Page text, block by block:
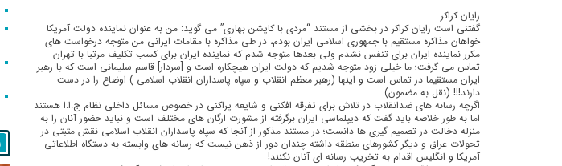
رایان کراکر
گفتنی است رایان کراکر در بخشی از مستند “مردی با کاپشن بهاری” می گوید: من به عنوان نماینده دولت آمریکا
خواهان مذاکره مستقیم با جمهوری اسلامی ایران بودم، در طی مذاکره با مقامات ایرانی من متوجه درخواست های
مکرر نماینده ایران برای تنفس نشدم ولی بعدها متوجه شدم که نماینده ایران برای کسب تکلیف مرتبا با تهران
تماس می گرفت؛ ما خیلی زود متوجه شدیم که دولت ایران هیچکاره است و [سردار] قاسم سلیمانی است که با رهبر
ایران مستقیما در تماس است و اینها (رهبر معظم انقلاب و سپاه پاسداران انقلاب اسلامی ) اوضاع را در دست
دارند!!! (نقل به مضمون).
اگرچه رسانه های ضدانقلاب در تلاش برای تفرقه افکنی و شایعه پراکنی در خصوص مسائل داخلی نظام ج.ا.ا هستند
اما به طور خلاصه باید گفت که دیپلماسی ایران برگرفته از مشورت ارگان های مختلف است و نباید حضور آنان را به
منزله دخالت در تصمیم گیری ها دانست؛ در مستند مذکور از آنجا که سپاه پاسداران انقلاب اسلامی نقش مثبتی در
تحولات عراق و دیگر کشورهای منطقه داشته چندان دور از ذهن نیست که رسانه های وابسته به دستگاه اطلاعاتی
آمریکا و انگلیس اقدام به تخریب رسانه ای آنان نکنند!